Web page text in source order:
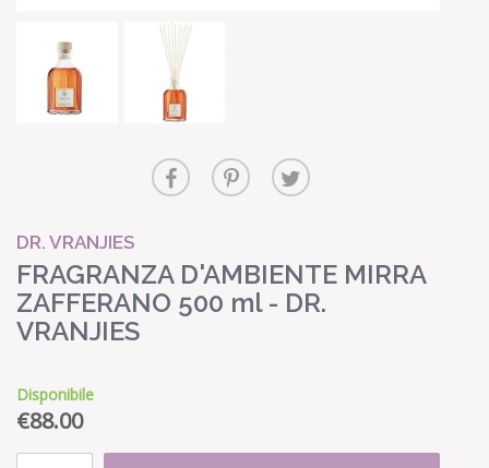
DR. VRANJIES
FRAGRANZA D'AMBIENTE MIRRA
ZAFFERANO 500 ml - DR.
VRANJIES
Disponibile
€88.00